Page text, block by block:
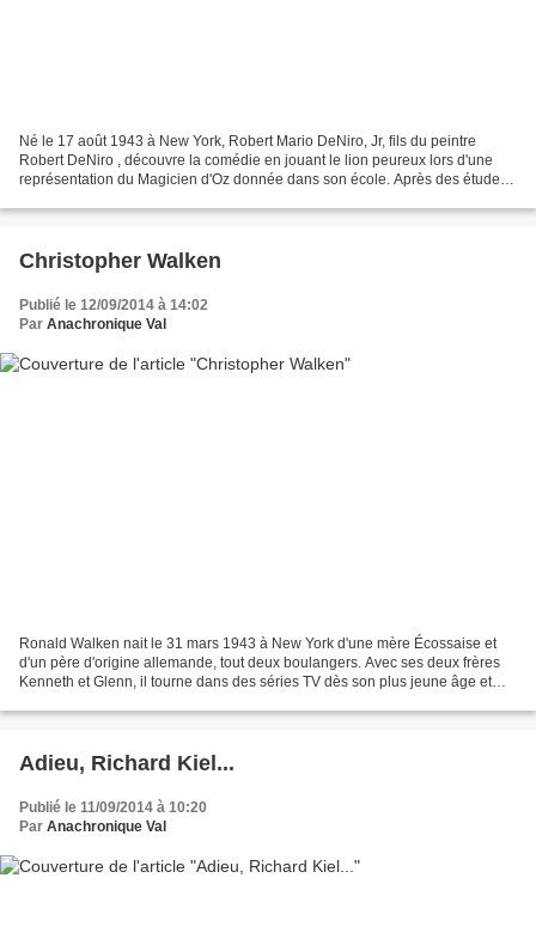
Né le 17 août 1943 à New York, Robert Mario DeNiro, Jr, fils du peintre
Robert DeNiro , découvre la comédie en jouant le lion peureux lors d'une
représentation du Magicien d'Oz donnée dans son école. Après des études
Christopher Walken
Publié le 12/09/2014 à 14:02
Par Anachronique Val
Ronald Walken nait le 31 mars 1943 à New York d'une mère Écossaise et
d'un père d'origine allemande, tout deux boulangers. Avec ses deux frères
Kenneth et Glenn, il tourne dans des séries TV dès son plus jeune âge et
Adieu, Richard Kiel...
Publié le 11/09/2014 à 10:20
Par Anachronique Val